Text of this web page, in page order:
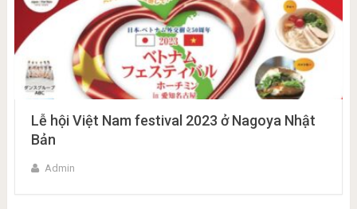
Lễ hội Việt Nam festival 2023 ở Nagoya Nhật
Bản
Admin